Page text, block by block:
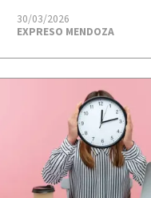
EXPRESO MENDOZA
30/03/2026